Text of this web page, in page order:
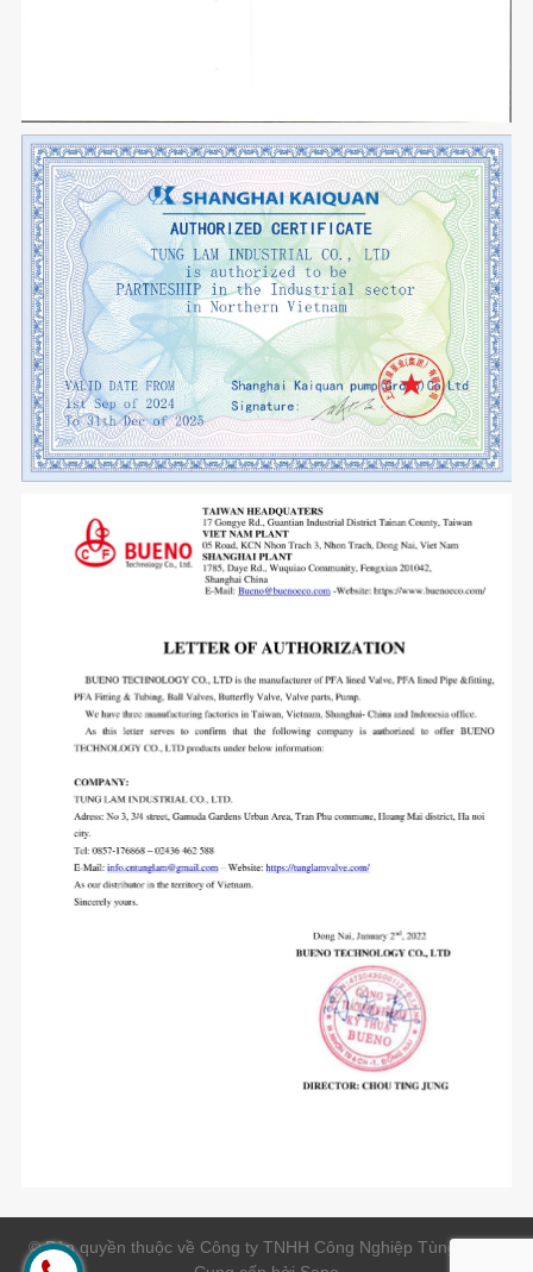
© Bản quyền thuộc về Công ty TNHH Công Nghiệp Tùng Lâm |